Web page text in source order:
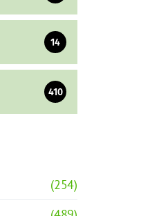
14
410
(254)